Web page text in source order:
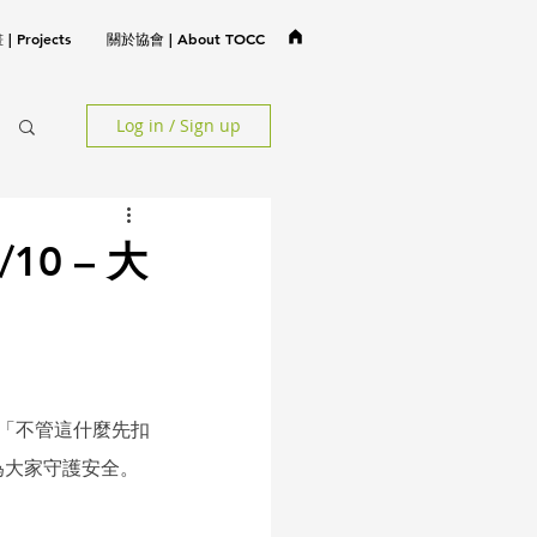
| Projects 關於協會 | About TOCC
Log in / Sign up
10 – 大
不管這什麼先扣
家守護安全。